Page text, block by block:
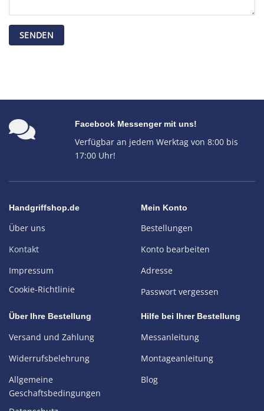
Facebook Messenger mit uns!
Verfügbar an jedem Werktag von 8:00 bis
17:00 Uhr!
Handgriffshop.de
Über uns
Kontakt
Impressum
Cookie-Richtlinie
Mein Konto
Bestellungen
Konto bearbeiten
Adresse
Passwort vergessen
Über Ihre Bestellung
Versand und Zahlung
Widerrufsbelehrung
Allgemeine
Geschaftsbedingungen
Hilfe bei Ihrer Bestellung
Messanleitung
Montageanleitung
Blog